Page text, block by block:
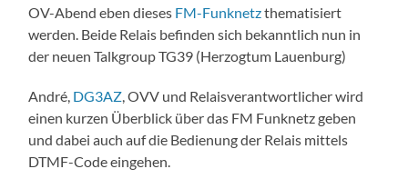
OV-Abend eben dieses FM-Funknetzthematisiert
werden. Beide Relais befinden sich bekanntlich nun in
der neuen Talkgroup TG39 (Herzogtum Lauenburg)
André, DG3AZ, OVV und Relaisverantwortlicher wird
einen kurzen Überblick über das FM Funknetz geben
und dabei auch auf die Bedienung der Relais mittels
DTMF-Code eingehen.